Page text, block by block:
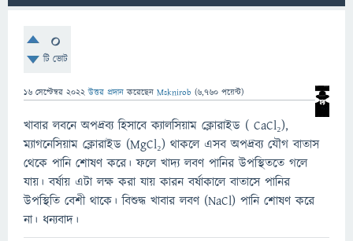
0
টি ভোট
16 সেপ্টেম্বর 2022 উত্তর প্রদান করেছেন Msknirob (6,760 পয়েন্ট)
খাবার লবনে অপদ্রব্য হিসাবে ক্যালসিয়াম ক্লোরাইড ( CaCl₂),
ম্যাগনেসিয়াম ক্লোরাইড (MgCl₂) থাকলে এসব অপদ্রব্য যৌগ বাতাস
থেকে পানি শোষণ করে। ফলে খাদ্য লবণ পানির উপস্থিততে গলে
যায়। বর্ষায় এটা লক্ষ করা যায় কারন বর্ষাকালে বাতাসে পানির
উপস্থিতি বেশী থাকে। বিশুদ্ধ খাবার লবণ (NaCl) পানি শোষণ করে
না। ধন্যবাদ।